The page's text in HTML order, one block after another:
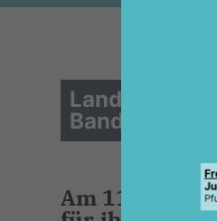
Bande für
Am 11. Mai